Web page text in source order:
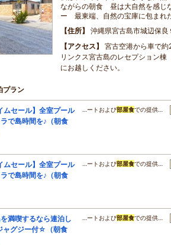
ながらの朝食 昼は大自然を感じ
ー 最東端、自然の宝庫に包まれ
住所
沖縄県宮古島市城辺保良
アクセス
宮古空港から車で
リンクス宮古島のレセプション棟
にお越しください。
プラン
セール】全室プール
で島時間を♪（朝食
…ートおよび部屋食での提供…
セール】全室プール
で島時間を♪（朝食
…ートおよび部屋食での提供…
満喫するなら連泊し
ャグジー付☆（朝食
…ートおよび部屋食での提供…